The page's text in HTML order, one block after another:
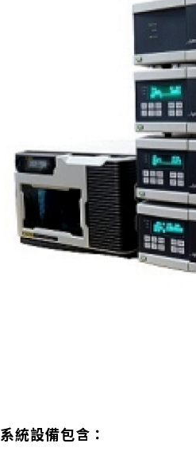
系統設備包含：